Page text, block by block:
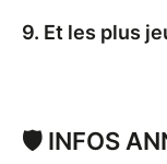
9. Et les plus
🛡️ INFOS